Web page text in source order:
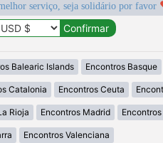
serviço, seja solidário por favor
Balearic Islands Encontros Basque
Catalonia Encontros Ceuta
Rioja Encontros Madrid
Encontros Valenciana